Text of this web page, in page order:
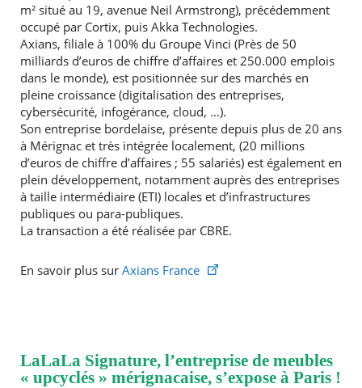
m² situé au 19, avenue Neil Armstrong), précédemment
occupé par Cortix, puis Akka Technologies.
Axians, filiale à 100% du Groupe Vinci (Près de 50
milliards d’euros de chiffre d’affaires et 250.000 emplois
dans le monde), est positionnée sur des marchés en
pleine croissance (digitalisation des entreprises,
cybersécurité, infogérance, cloud, …).
Son entreprise bordelaise, présente depuis plus de 20 ans
à Mérignac et très intégrée localement, (20 millions
d’euros de chiffre d’affaires ; 55 salariés) est également en
plein développement, notamment auprès des entreprises
à taille intermédiaire (ETI) locales et d’infrastructures
publiques ou para-publiques.
La transaction a été réalisée par CBRE.
En savoir plus surAxians France
LaLaLa Signature, l’entreprise de meubles
« upcyclés » mérignacaise, s’expose à Paris !